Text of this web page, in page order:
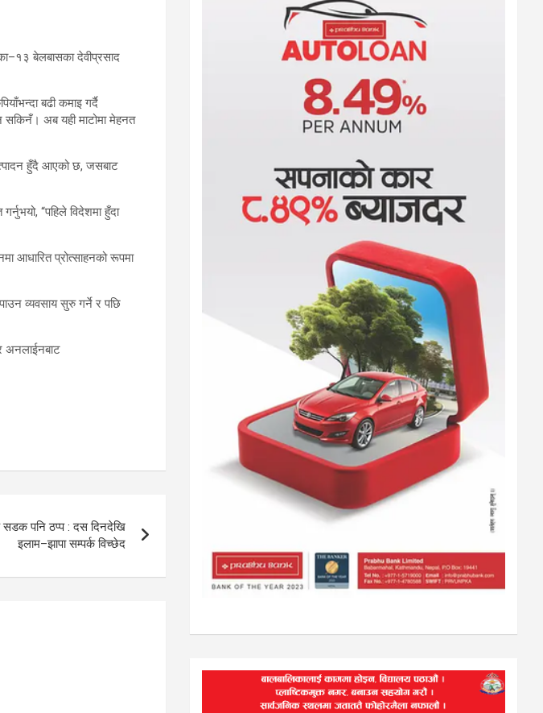
बेलबासका देवीप्रसाद
बढी कमाइ गर्दै
अब यही माटोमा मेहनत
हुँदै आएको छ, जसबाट
“पहिले विदेशमा हुँदा
आधारित प्रोत्साहनको रूपमा
व्यवसाय सुरु गर्ने र पछि
अनलाईनबाट
सडक पनि ठप्प : दस दिनदेखि
इलाम–झापा सम्पर्क विच्छेद